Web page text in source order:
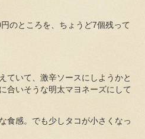
のところを、ちょうど7個残って
ていて、激辛ソースにしようかと
合いそうな明太マヨネーズにして
食感。でも少しタコが小さくなっ